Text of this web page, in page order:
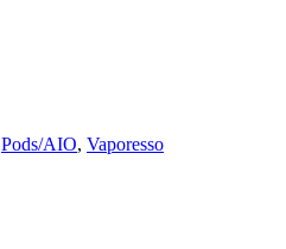
Pods/AIO, Vaporesso